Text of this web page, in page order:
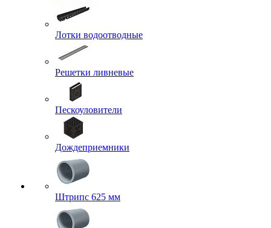
Лотки водоотводные
Решетки ливневые
Пескоуловители
Дождеприемники
Штрипс 625 мм